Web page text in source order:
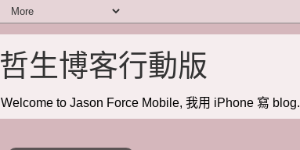
哲生博客行動版
Welcome to Jason Force Mobile, 我用 iPhone 寫 blog.